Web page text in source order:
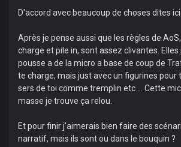
D'accord avec beaucoup de choses dites ici.
Après je pense aussi que les règles de
charge et pile in, sont assez clivantes.
pousse a de la micro a base de coup de
te charge, mais just avec un figurines pour
sers de toi comme tremplin etc ... Cette
masse je trouve ça relou.
Et pour finir j'aimerais bien faire des
narratif, mais ils sont ou dans le bouquin ?